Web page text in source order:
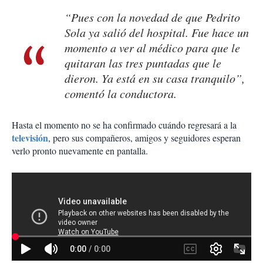
“Pues con la novedad de que Pedrito
Sola ya salió del hospital. Fue hace un
momento a ver al médico para que le
quitaran las tres puntadas que le
dieron. Ya está en su casa tranquilo”,
comentó la conductora.
Hasta el momento no se ha confirmado cuándo regresará a la
televisión, pero sus compañeros, amigos y seguidores esperan
verlo pronto nuevamente en pantalla.